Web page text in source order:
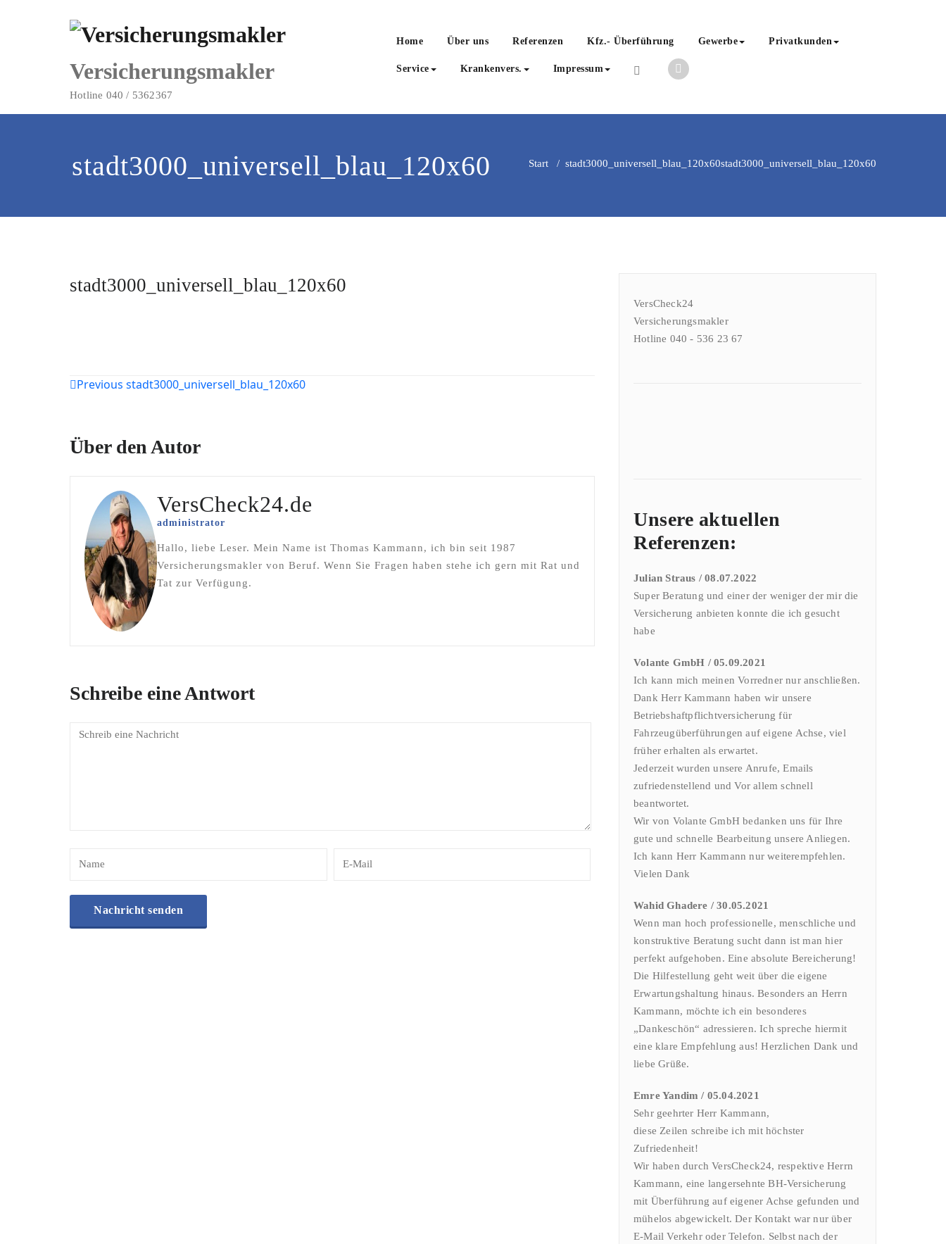
Versicherungsmakler
Hotline 040 / 5362367
Home Über uns Referenzen Kfz.- Überführung Gewerbe Privatkunden
Service Krankenvers. Impressum
stadt3000_universell_blau_120x60 Start / stadt3000_universell_blau_120x60stadt3000_universell_blau_120x60
stadt3000_universell_blau_120x60
Beitragsnavigation
Previous stadt3000_universell_blau_120x60
Über den Autor
VersCheck24.de
administrator
Hallo, liebe Leser. Mein Name ist Thomas Kammann, ich bin seit 1987
Versicherungsmakler von Beruf. Wenn Sie Fragen haben stehe ich gern mit Rat und
Tat zur Verfügung.
Schreibe eine Antwort
VersCheck24
Versicherungsmakler
Hotline 040 - 536 23 67
Unsere aktuellen
Referenzen:
Julian Straus / 08.07.2022
Super Beratung und einer der weniger der mir die
Versicherung anbieten konnte die ich gesucht
habe
Volante GmbH / 05.09.2021
Ich kann mich meinen Vorredner nur anschließen.
Dank Herr Kammann haben wir unsere
Betriebshaftpflichtversicherung für
Fahrzeugüberführungen auf eigene Achse, viel
früher erhalten als erwartet.
Jederzeit wurden unsere Anrufe, Emails
zufriedenstellend und Vor allem schnell
beantwortet.
Wir von Volante GmbH bedanken uns für Ihre
gute und schnelle Bearbeitung unsere Anliegen.
Ich kann Herr Kammann nur weiterempfehlen.
Vielen Dank
Wahid Ghadere / 30.05.2021
Wenn man hoch professionelle, menschliche und
konstruktive Beratung sucht dann ist man hier
perfekt aufgehoben. Eine absolute Bereicherung!
Die Hilfestellung geht weit über die eigene
Erwartungshaltung hinaus. Besonders an Herrn
Kammann, möchte ich ein besonderes
„Dankeschön“ adressieren. Ich spreche hiermit
eine klare Empfehlung aus! Herzlichen Dank und
liebe Grüße.
Emre Yandim / 05.04.2021
Sehr geehrter Herr Kammann,
diese Zeilen schreibe ich mit höchster
Zufriedenheit!
Wir haben durch VersCheck24, respektive Herrn
Kammann, eine langersehnte BH-Versicherung
mit Überführung auf eigener Achse gefunden und
mühelos abgewickelt. Der Kontakt war nur über
E-Mail Verkehr oder Telefon. Selbst nach der